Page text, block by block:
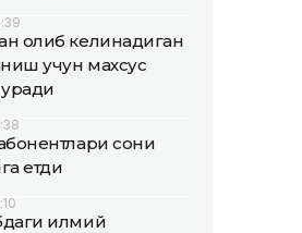
олиб келинадиган
учун махсус
сони
етди
илмий